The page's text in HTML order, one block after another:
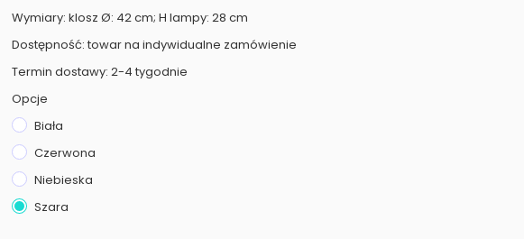
Wymiary: klosz Ø: 42 cm; H lampy: 28 cm
Dostępność: towar na indywidualne zamówienie
Termin dostawy: 2-4 tygodnie
Opcje
Biała
Czerwona
Niebieska
Szara